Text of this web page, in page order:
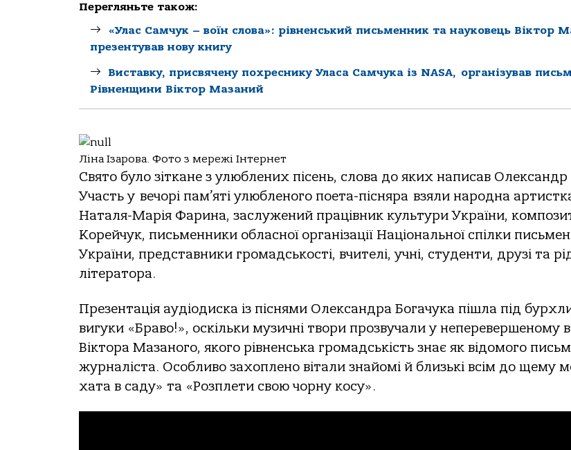
Перегляньте також:
«Улас Самчук – воїн слова»: рівненський письменник та науковець Віктор
презентував нову книгу
Виставку, присвячену похреснику Уласа Самчука із NASA, організував
Рівненщини Віктор Мазаний
Ліна Ізарова. Фото з мережі Інтернет
Свято було зіткане з улюблених пісень, слова до яких написав Олександр
Участь у вечорі пам’яті улюбленого поета-пісняра взяли народна
Наталя-Марія Фарина, заслужений працівник культури України,
Корейчук, письменники обласної організації Національної спілки
України, представники громадськості, вчителі, учні, студенти, друзі та
літератора.
Презентація аудіодиска із піснями Олександра Богачука пішла під
вигуки «Браво!», оскільки музичні твори прозвучали у неперевершеному
Віктора Мазаного, якого рівненська громадськість знає як відомого
журналіста. Особливо захоплено вітали знайомі й близькі всім до щему
хата в саду» та «Розплети свою чорну косу».